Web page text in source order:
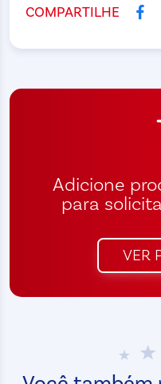
COMPARTILHE
Adicione
para
VER